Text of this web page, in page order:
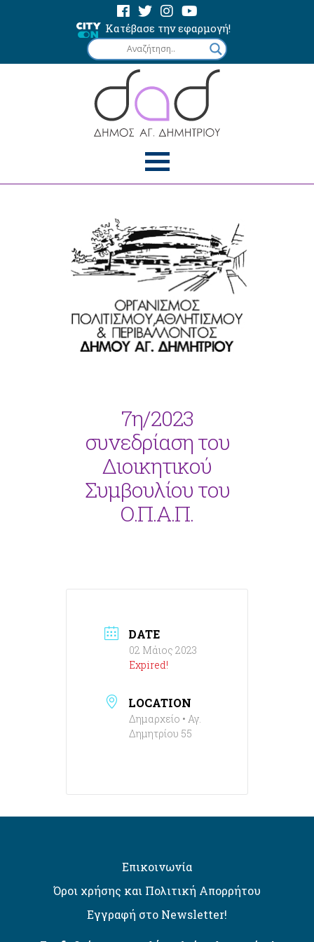
Κατέβασε την εφαρμογή!
7η/2023
συνεδρίαση του
Διοικητικού
Συμβουλίου του
Ο.Π.Α.Π.
DATE
02 Μάιος 2023
Expired!
LOCATION
Δημαρχείο • Αγ.
Δημητρίου 55
Επικοινωνία
Όροι χρήσης και Πολιτική Απορρήτου
Εγγραφή στο Newsletter!